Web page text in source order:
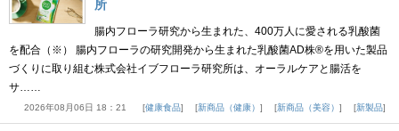
所
腸内フローラ研究から生まれた、400万人に愛される乳酸菌
を配合（※） 腸内フローラの研究開発から生まれた乳酸菌AD株®を用いた製品
づくりに取り組む株式会社イブフローラ研究所は、オーラルケアと腸活を
サ……
2026年08月06日 18：21 健康食品 新商品（健康） 新商品（美容） 新製品